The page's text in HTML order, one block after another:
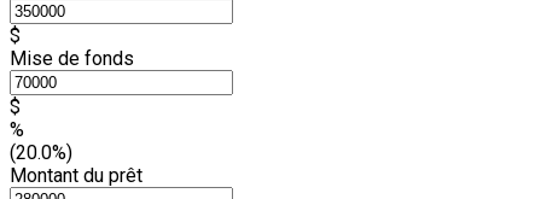
$
Mise de fonds
$
%
(20.0%)
Montant du prêt